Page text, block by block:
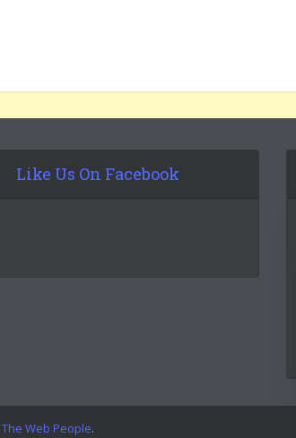
Like Us On Facebook
The Web People.